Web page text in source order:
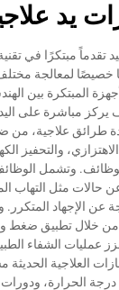
يد
تقدماً مبتكرًا في
خصيصًا لمعالجة
المبتكرة بين
يركز مباشرة على
طرائق علاجية، من
والتحفيز
وتشمل
عن حالات مثل التهاب
عن الإجهاد
من خلال تطبيق ضغط
عمليات الشفاء
العلاجية
الحرارة،